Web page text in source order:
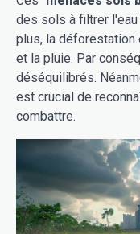
des sols à filtrer l'eau
plus, la déforestation
et la pluie. Par
déséquilibrés.
est crucial de
combattre.